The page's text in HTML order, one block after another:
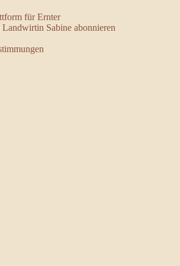
für Ernter
Sabine abonnieren